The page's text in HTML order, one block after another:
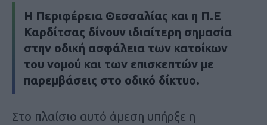
Η Περιφέρεια Θεσσαλίας και η Π.Ε
Καρδίτσας δίνουν ιδιαίτερη σημασία
στην οδική ασφάλεια των κατοίκων
του νομού και των επισκεπτών με
παρεμβάσεις στο οδικό δίκτυο.
Στο πλαίσιο αυτό άμεση υπήρξε η